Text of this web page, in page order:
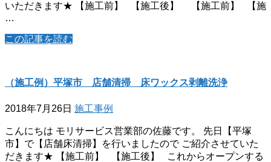
いただきます★ 【施工前】 【施工後】 【施工前】 【施
…
この記事を読む
（施工例）平塚市 店舗清掃 床ワックス剥離洗浄
2018年7月26日 施工事例
こんにちは モリサービス営業部の佐藤です。 先日【平塚
市】で【店舗床清掃】を行いましたので ご紹介させていた
だきます★ 【施工前】 【施工後】 これからオープンする